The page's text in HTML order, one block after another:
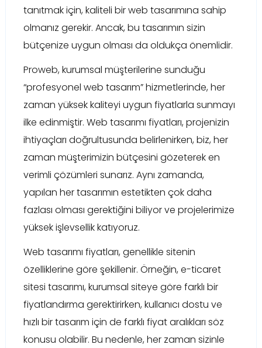
tanıtmak için, kaliteli bir web tasarımına sahip
olmanız gerekir. Ancak, bu tasarımın sizin
bütçenize uygun olması da oldukça önemlidir.
Proweb, kurumsal müşterilerine sunduğu
“profesyonel web tasarım” hizmetlerinde, her
zaman yüksek kaliteyi uygun fiyatlarla sunmayı
ilke edinmiştir. Web tasarımı fiyatları, projenizin
ihtiyaçları doğrultusunda belirlenirken, biz, her
zaman müşterimizin bütçesini gözeterek en
verimli çözümleri sunarız. Aynı zamanda,
yapılan her tasarımın estetikten çok daha
fazlası olması gerektiğini biliyor ve projelerimize
yüksek işlevsellik katıyoruz.
Web tasarımı fiyatları, genellikle sitenin
özelliklerine göre şekillenir. Örneğin, e-ticaret
sitesi tasarımı, kurumsal siteye göre farklı bir
fiyatlandırma gerektirirken, kullanıcı dostu ve
hızlı bir tasarım için de farklı fiyat aralıkları söz
konusu olabilir. Bu nedenle, her zaman sizinle